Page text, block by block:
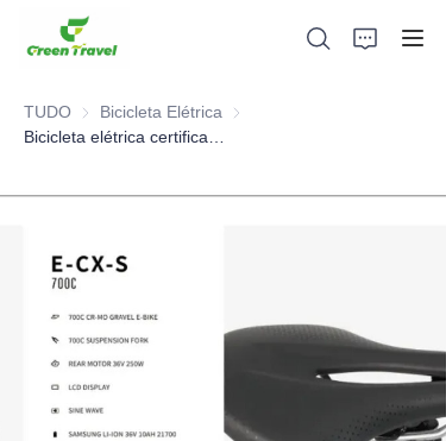
TUDO Bicicleta Elétrica Bicicleta Elétrica
Produtos
Notícias e Casos de Cooperação